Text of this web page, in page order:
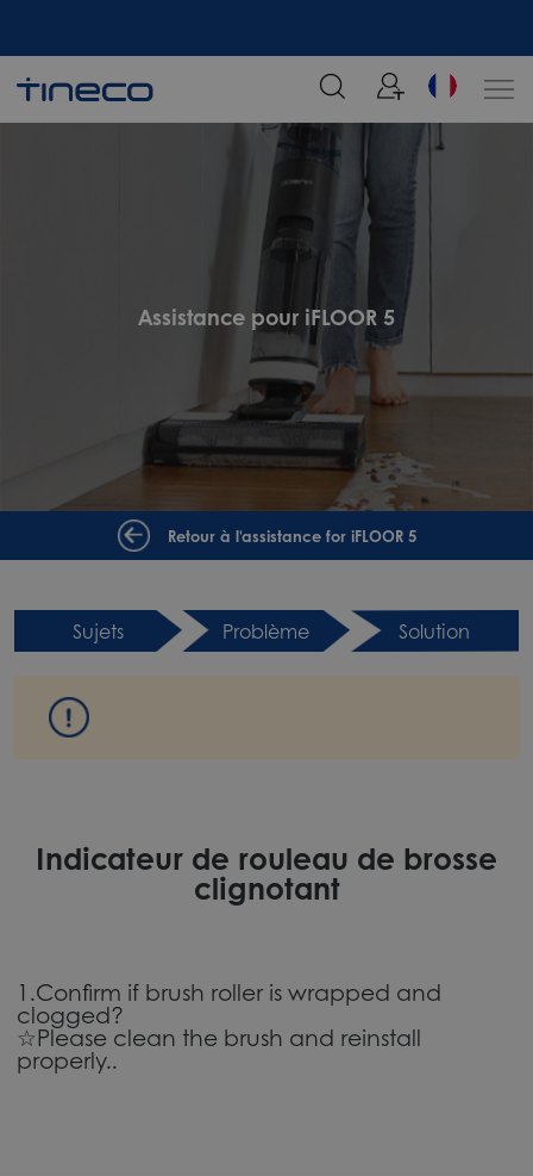
Rejoignez notre liste de diffusion et profitez de 5% de réduction sur votre
commande chez Tineco
Assistance pour iFLOOR 5
Retour à l'assistance for iFLOOR 5
Sujets Problème Solution
Indicateur de rouleau de brosse
clignotant
1.Confirm if brush roller is wrapped and
clogged?
☆Please clean the brush and reinstall
properly..